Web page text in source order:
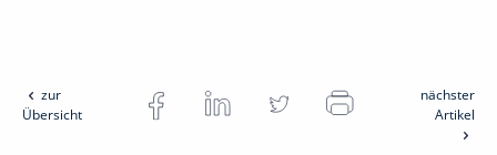
zur
Übersicht
nächster
Artikel